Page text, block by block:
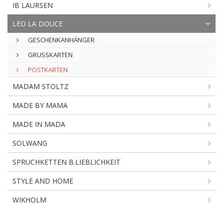
IB LAURSEN
LEO LA DOUCE
GESCHENKANHÄNGER
GRUSSKARTEN
POSTKARTEN
MADAM STOLTZ
MADE BY MAMA
MADE IN MADA
SOLWANG
SPRUCHKETTEN B.LIEBLICHKEIT
STYLE AND HOME
WIKHOLM